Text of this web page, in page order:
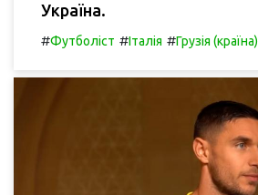
Україна.
#Футболіст #Італія #Грузія (країна)